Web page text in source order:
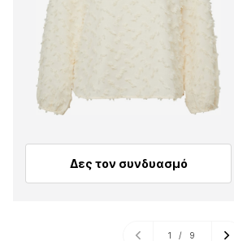
Δες τον συνδυασμό
1 / 9